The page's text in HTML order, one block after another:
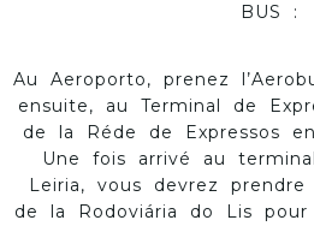
BUS :
Au Aeroporto, prenez
ensuite, au Terminal de
de la Réde de Expressos
Une fois arrivé au
Leiria, vous devrez
de la Rodoviária do Lis